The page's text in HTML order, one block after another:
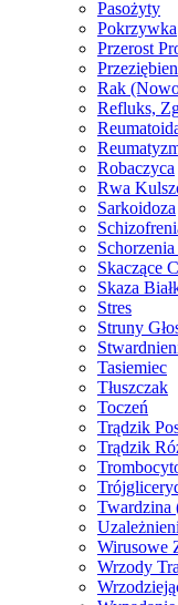
Pasożyty
Pokrzywka
Przerost
Rak
Refluks,
Robaczyca
Rwa
Sarkoidoza
Skaczące
Skaza
Stres
Struny
Tasiemiec
Tłuszczak
Toczeń
Trądzik
Trądzik
Twardzina
Wirusowe
Wrzody